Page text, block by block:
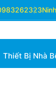
Thiết Bị Nhà